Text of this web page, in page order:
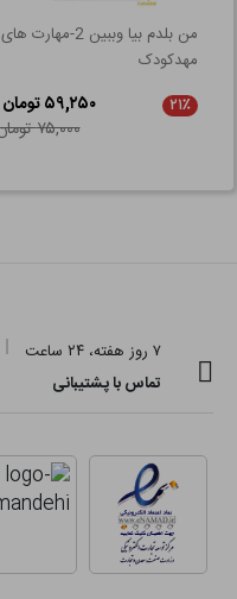
من بلدم بیا وببین 2-مهارت های
مهدکودک
۲۱٪
۵۹,۲۵۰ تومان
۷۵,۰۰۰ تومان
۷ روز هفته، ۲۴ ساعت
تماس با پشتیبانی